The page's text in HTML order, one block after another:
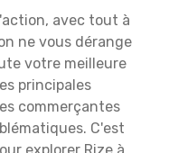
avec tout à
ne vous dérange
votre meilleure
principales
commerçantes
C'est